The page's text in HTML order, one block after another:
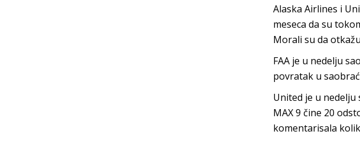
Alaska Airlines i
meseca da su
Morali su da
FAA je u nedelju
povratak u
United je u nedelju
MAX 9 čine 20
komentarisala